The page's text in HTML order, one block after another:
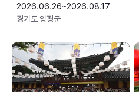
2026.06.26~2026.08.17
경기도 양평군